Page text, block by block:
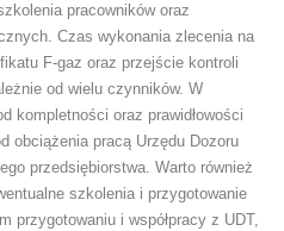
pracowników oraz
Czas wykonania zlecenia na
F-gaz oraz przejście kontroli
od wielu czynników. W
kompletności oraz prawidłowości
obciążenia pracą Urzędu Dozoru
przedsiębiorstwa. Warto również
szkolenia i przygotowanie
przygotowaniu i współpracy z UDT,